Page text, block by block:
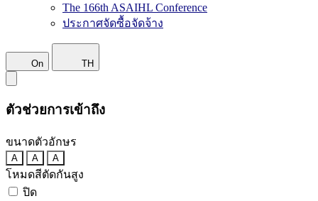
The 166th ASAIHL Conference
ประกาศจัดซื้อจัดจ้าง
On TH
ตัวช่วยการเข้าถึง
ขนาดตัวอักษร
A A A
โหมดสีตัดกันสูง
ปิด